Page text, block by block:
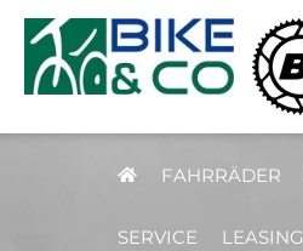
FAHRRÄDER
SERVICE LEASING